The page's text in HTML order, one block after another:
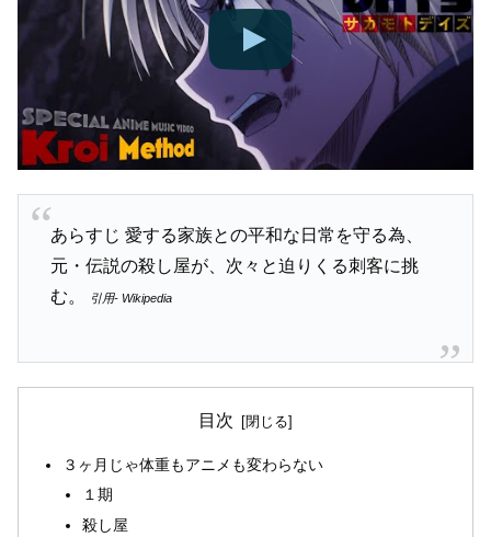
あらすじ 愛する家族との平和な日常を守る為、
元・伝説の殺し屋が、次々と迫りくる刺客に挑
む。
引用- Wikipedia
目次
３ヶ月じゃ体重もアニメも変わらない
１期
殺し屋